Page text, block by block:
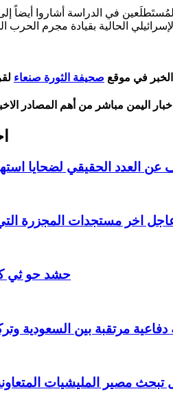
في الدراسة أشاروا أيضاً
في موقع صحيفة الثورة صنعاء
اليمن مباشر من أهم المصادر
عن العدد الحقيقي
اخر مستجدات المجزرة
حشد حو ثي
دفاعية مرتقبة بين السعودية
تبحث مصير المليشيات